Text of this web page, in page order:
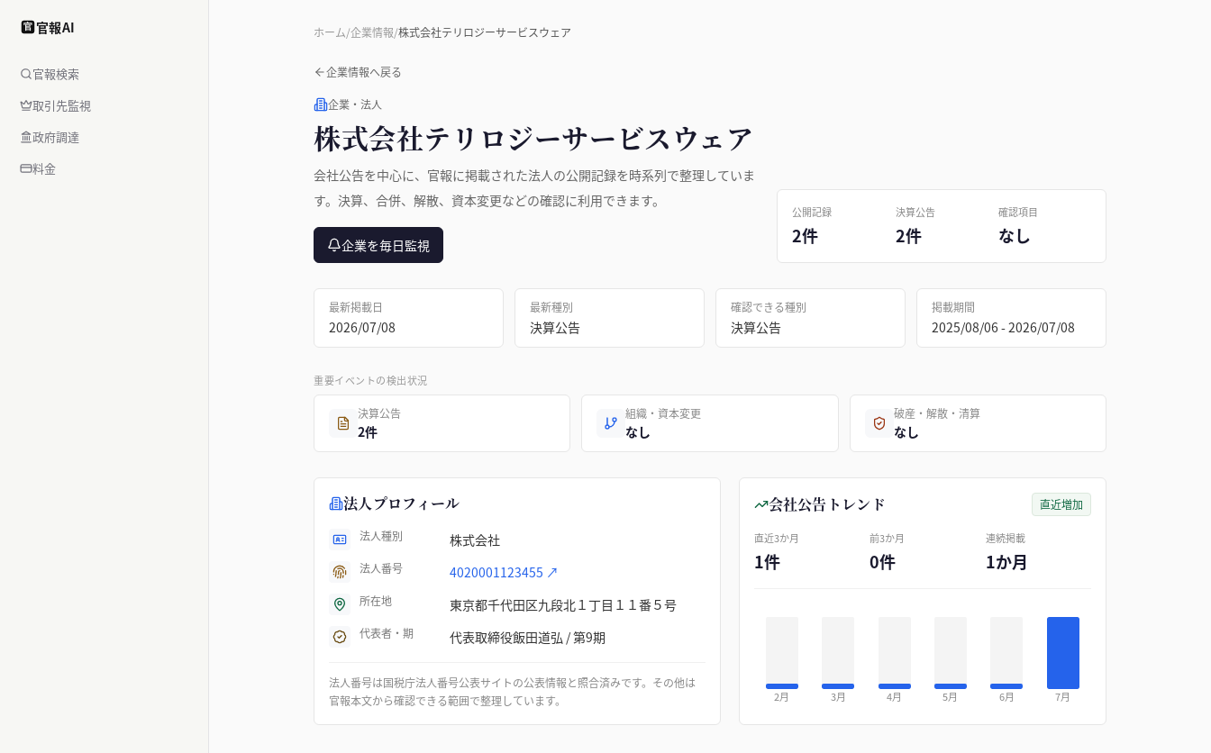
官 官報AI
官報検索
取引先監視
政府調達
料金
ホーム/企業情報/株式会社テリロジーサービスウェア
企業情報へ戻る
企業・法人
株式会社テリロジーサービスウェア
会社公告を中心に、官報に掲載された法人の公開記録を時系列で整理していま
す。決算、合併、解散、資本変更などの確認に利用できます。
企業を毎日監視
公開記録
2件
決算公告
2件
確認項目
なし
最新掲載日
2026/07/08
最新種別
決算公告
確認できる種別
決算公告
掲載期間
2025/08/06 - 2026/07/08
重要イベントの検出状況
決算公告
2件
組織・資本変更
なし
破産・解散・清算
なし
法人プロフィール
法人種別 株式会社
法人番号 4020001123455 ↗
所在地 東京都千代田区九段北１丁目１１番５号
代表者・期 代表取締役飯田道弘 / 第9期
法人番号は国税庁法人番号公表サイトの公表情報と照合済みです。その他は
官報本文から確認できる範囲で整理しています。
会社公告トレンド 直近増加
直近3か月
1件
前3か月
0件
連続掲載
1か月
2月 3月 4月 5月 6月 7月